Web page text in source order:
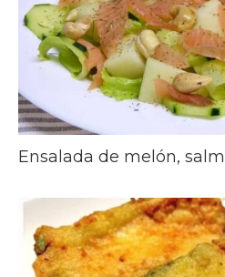
Ensalada de melón,